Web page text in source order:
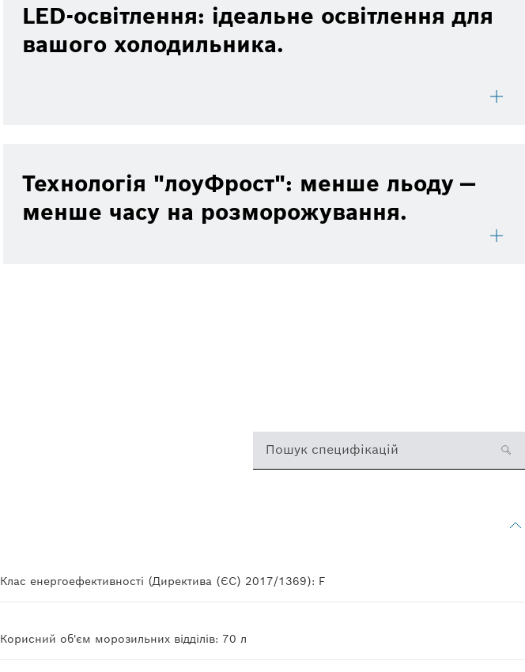
LED-освітлення: ідеальне освітлення для
вашого холодильника.
Технологія "лоуФрост": менше льоду —
менше часу на розморожування.
Пошук специфікацій
Клас енергоефективності (Директива (ЄС) 2017/1369): F
Корисний об'єм морозильних відділів: 70 л